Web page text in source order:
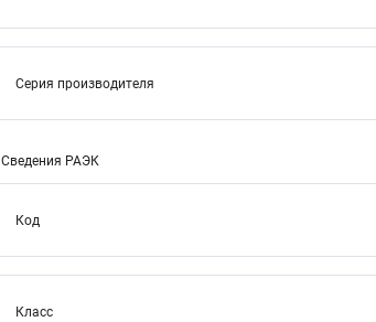
Серия производителя
Сведения РАЭК
Код
Класс